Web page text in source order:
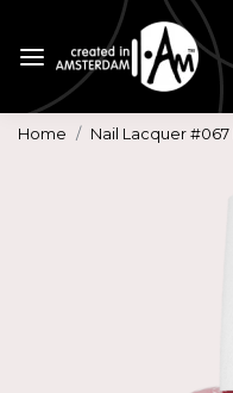
Home Nail Lacquer